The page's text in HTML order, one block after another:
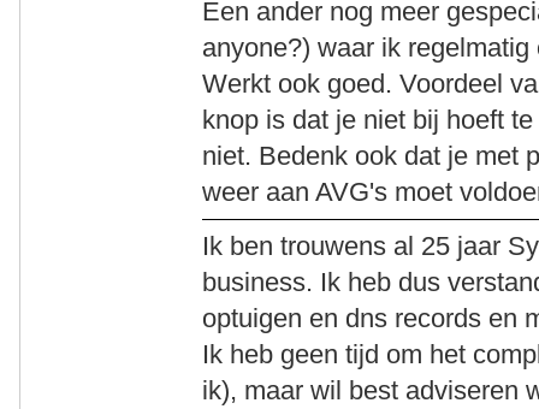
Een ander nog meer
anyone?) waar ik
Werkt ook goed. Voordeel
knop is dat je niet bij hoeft
niet. Bedenk ook dat je met
weer aan AVG's moet
Ik ben trouwens al 25 jaar
business. Ik heb dus
optuigen en dns records en
Ik heb geen tijd om het
ik), maar wil best adviseren